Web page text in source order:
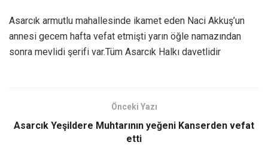
Asarcık armutlu mahallesinde ikamet eden Naci Akkuş’un
annesi gecem hafta vefat etmişti yarın öğle namazından
sonra mevlidi şerifi var.Tüm Asarcık Halkı davetlidir
Önceki Yazı
Asarcık Yeşildere Muhtarının yeğeni Kanserden vefat
etti